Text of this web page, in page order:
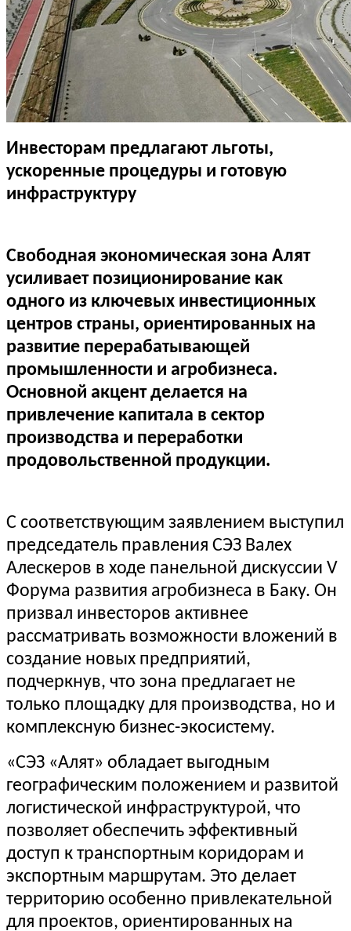
Инвесторам предлагают льготы,
ускоренные процедуры и готовую
инфраструктуру
Свободная экономическая зона Алят
усиливает позиционирование как
одного из ключевых инвестиционных
центров страны, ориентированных на
развитие перерабатывающей
промышленности и агробизнеса.
Основной акцент делается на
привлечение капитала в сектор
производства и переработки
продовольственной продукции.
С соответствующим заявлением выступил
председатель правления СЭЗ Валех
Алескеров в ходе панельной дискуссии V
Форума развития агробизнеса в Баку. Он
призвал инвесторов активнее
рассматривать возможности вложений в
создание новых предприятий,
подчеркнув, что зона предлагает не
только площадку для производства, но и
комплексную бизнес-экосистему.
«СЭЗ «Алят» обладает выгодным
географическим положением и развитой
логистической инфраструктурой, что
позволяет обеспечить эффективный
доступ к транспортным коридорам и
экспортным маршрутам. Это делает
территорию особенно привлекательной
для проектов, ориентированных на